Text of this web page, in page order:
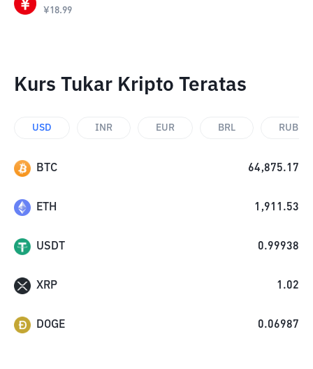
¥18.99
Kurs Tukar Kripto Teratas
USD INR EUR BRL RUB
BTC 64,875.17
ETH 1,911.53
USDT 0.99938
XRP 1.02
DOGE 0.06987